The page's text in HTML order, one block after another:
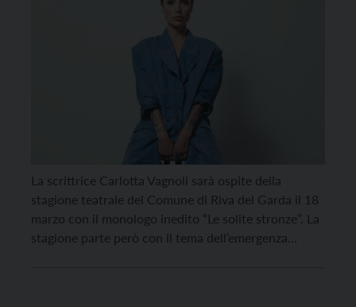
La scrittrice Carlotta Vagnoli sarà ospite della
stagione teatrale del Comune di Riva del Garda il 18
marzo con il monologo inedito “Le solite stronze”. La
stagione parte però con il tema dell’emergenza